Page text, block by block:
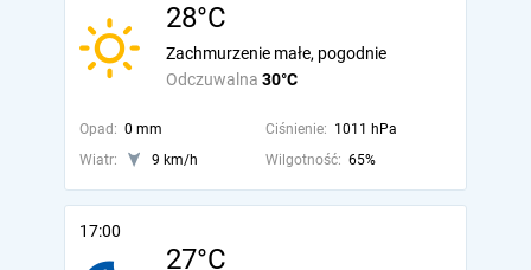
28°C
Odczuwalna 30°C
Zachmurzenie małe, pogodnie
Opad: 0 mm Ciśnienie: 1011 hPa
Wiatr:
9 km/h Wilgotność: 65%
17:00
27°C